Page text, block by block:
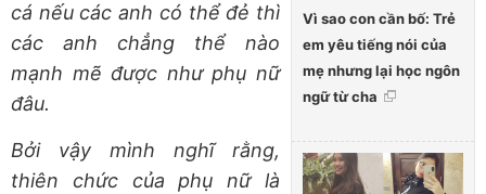
Vì sao con cần bố: Trẻ
em yêu tiếng nói của
mẹ nhưng lại học ngôn
ngữ từ cha
cá nếu các anh có thể đẻ thì
các anh chẳng thể nào
mạnh mẽ được như phụ nữ
đâu.
Bởi vậy mình nghĩ rằng,
thiên chức của phụ nữ là